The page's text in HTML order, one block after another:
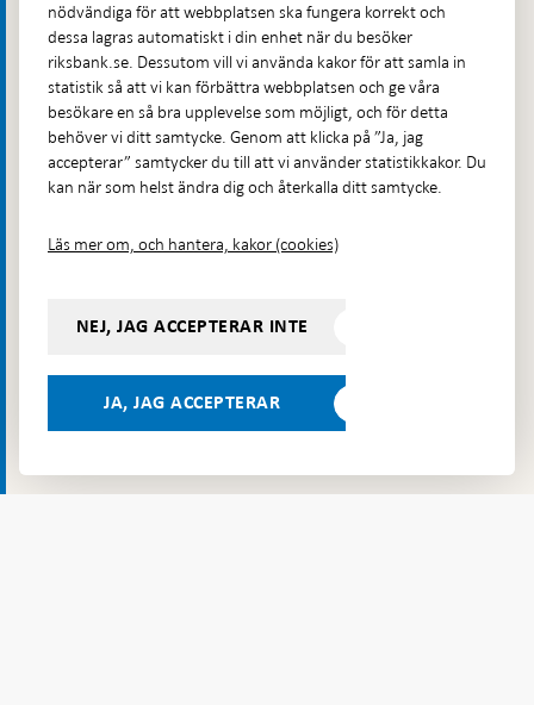
Riksbanken är Sveriges centralbank. Vi ska se till att
inflationen är låg och stabil över tid, bidra till att det
finansiella systemet är stabilt och effektivt och se till att
det går att göra betalningar. Riksbanken ger också ut
Sveriges sedlar och mynt.
Kontakt
Telefon: 08-787 00 00
Postadress: Riksbanken, 103 37 Stockholm
Budadress: Klara Östra kyrkogata 4, Brunkebergsfaret,
Lastplats 6
nödvändiga för att webbplatsen ska fungera korrekt och
dessa lagras automatiskt i din enhet när du besöker
riksbank.se. Dessutom vill vi använda kakor för att samla in
statistik så att vi kan förbättra webbplatsen och ge våra
besökare en så bra upplevelse som möjligt, och för detta
behöver vi ditt samtycke. Genom att klicka på ”Ja, jag
accepterar” samtycker du till att vi använder statistikkakor. Du
kan när som helst ändra dig och återkalla ditt samtycke.
Läs mer om, och hantera, kakor (cookies)
NEJ, JAG ACCEPTERAR INTE
JA, JAG ACCEPTERAR